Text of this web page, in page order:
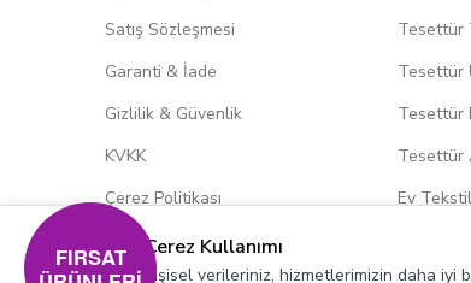
Satış Sözleşmesi
Garanti & İade
Gizlilik & Güvenlik
KVKK
Çerez Politikası
Tesettür
Tesettür
Tesettür
Tesettür
Ev Tekstil
Çerez Kullanımı
Kişisel verileriniz, hizmetlerimizin daha
FIRSAT